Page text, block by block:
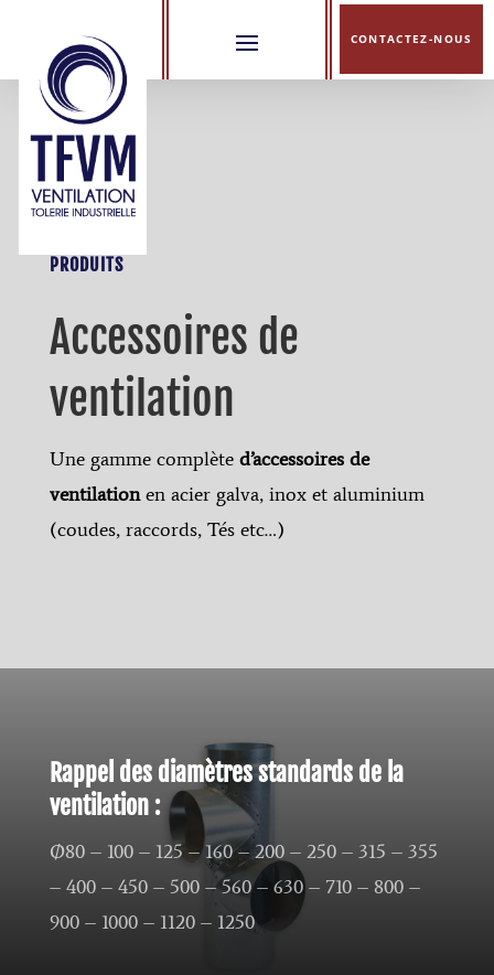
CONTACTEZ-NOUS
PRODUITS
Accessoires de
ventilation
Une gamme complète d’accessoires de
ventilationen acier galva, inox et aluminium
(coudes, raccords, Tés etc…)
Rappel des diamètres standards de la
ventilation :
Ø80 – 100 – 125 – 160 – 200 – 250 – 315 – 355
– 400 – 450 – 500 – 560 – 630 – 710 – 800 –
900 – 1000 – 1120 – 1250